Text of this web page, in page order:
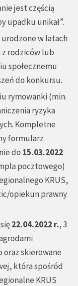
jest częścią
upadku unikał”.
w latach
z rodziców lub
społecznemu
do konkursu.
rymowanki (min.
ryzyka
Kompletne
formularz
do 15.03.2022
pocztowego)
KRUS,
opiekun prawny
22.04.2022 r., 3
oraz skierowane
która spośród
KRUS